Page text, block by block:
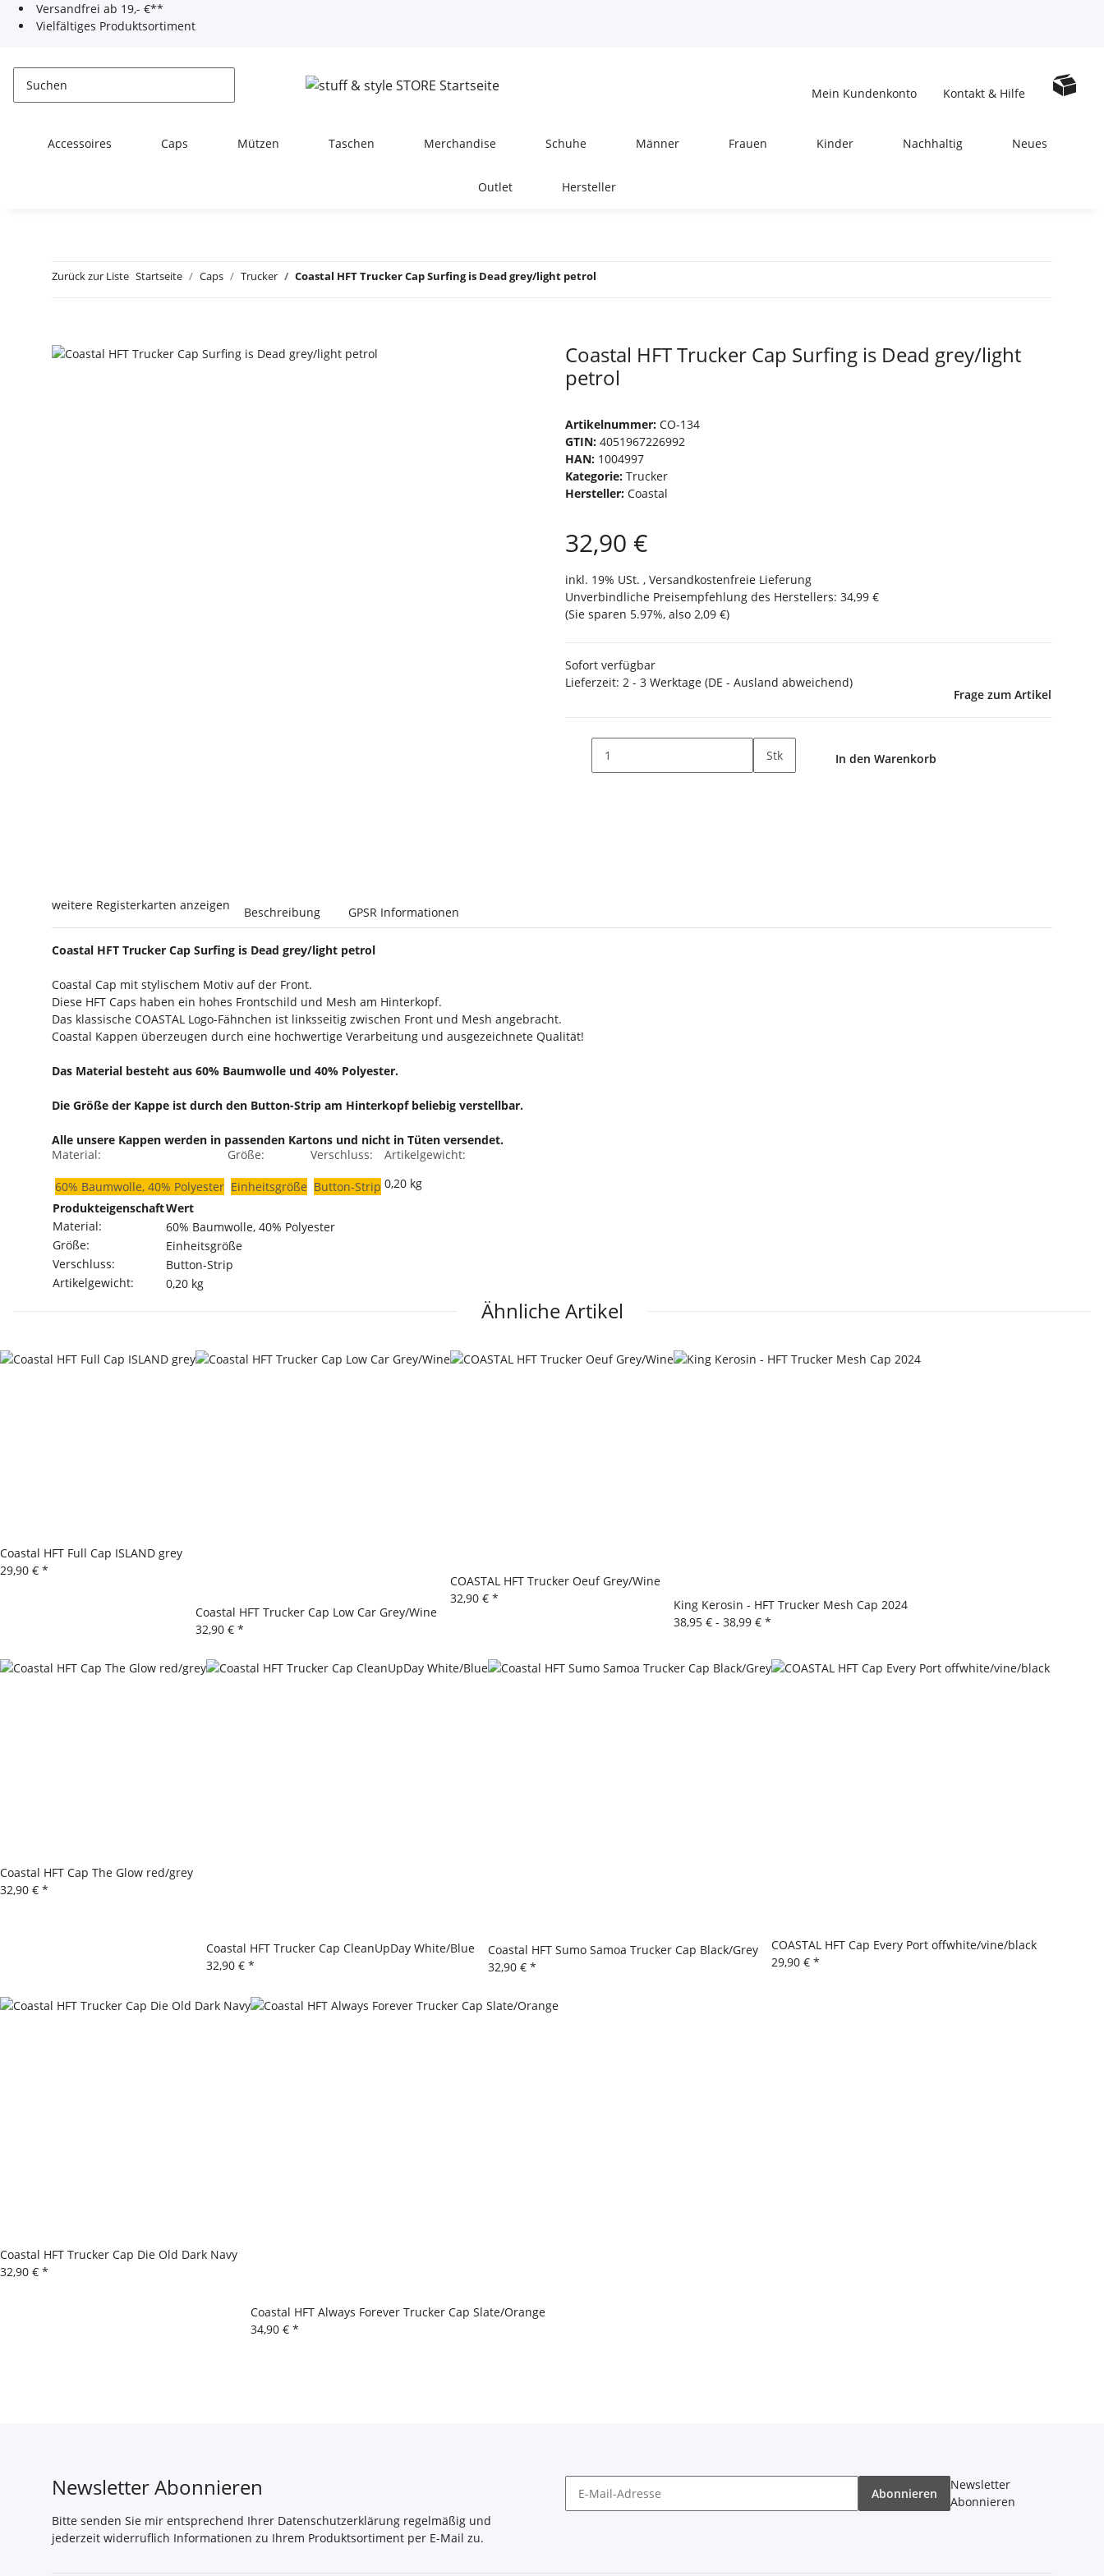
Versandfrei ab 19,- €**
Vielfältiges Produktsortiment
Mein Kundenkonto Kontakt & Hilfe
Accessoires Caps Mützen Taschen Merchandise Schuhe Männer Frauen Kinder Nachhaltig Neues
Outlet Hersteller
Zurück zur Liste Startseite Caps Trucker Coastal HFT Trucker Cap Surfing is Dead grey/light petrol
Coastal HFT Trucker Cap Surfing is Dead grey/light
petrol
Artikelnummer: CO-134
GTIN: 4051967226992
HAN: 1004997
Kategorie: Trucker
Hersteller: Coastal
32,90 €
inkl. 19% USt. , Versandkostenfreie Lieferung
Unverbindliche Preisempfehlung des Herstellers: 34,99 €
(Sie sparen 5.97%, also 2,09 €)
Sofort verfügbar
Lieferzeit: 2 - 3 Werktage (DE - Ausland abweichend)
Frage zum Artikel
Stk In den Warenkorb
weitere Registerkarten anzeigen Beschreibung GPSR Informationen
Coastal HFT Trucker Cap Surfing is Dead grey/light petrol
Coastal Cap mit stylischem Motiv auf der Front.
Diese HFT Caps haben ein hohes Frontschild und Mesh am Hinterkopf.
Das klassische COASTAL Logo-Fähnchen ist linksseitig zwischen Front und Mesh angebracht.
Coastal Kappen überzeugen durch eine hochwertige Verarbeitung und ausgezeichnete Qualität!
Das Material besteht aus 60% Baumwolle und 40% Polyester.
Die Größe der Kappe ist durch den Button-Strip am Hinterkopf beliebig verstellbar.
Alle unsere Kappen werden in passenden Kartons und nicht in Tüten versendet.
Material:
60% Baumwolle, 40% Polyester
Größe:
Einheitsgröße
Verschluss:
Button-Strip
Artikelgewicht:
0,20 kg
ProdukteigenschaftWert
Material:
60% Baumwolle, 40% Polyester
Größe:
Einheitsgröße
Verschluss:
Button-Strip
Artikelgewicht:
0,20 kg
Ähnliche Artikel
Coastal HFT Full Cap ISLAND grey
29,90 € *
Coastal HFT Trucker Cap Low Car Grey/Wine
32,90 € *
COASTAL HFT Trucker Oeuf Grey/Wine
32,90 € *
King Kerosin - HFT Trucker Mesh Cap 2024
38,95 € - 38,99 € *
Coastal HFT Cap The Glow red/grey
32,90 € *
Coastal HFT Trucker Cap CleanUpDay White/Blue
32,90 € *
Coastal HFT Sumo Samoa Trucker Cap Black/Grey
32,90 € *
COASTAL HFT Cap Every Port offwhite/vine/black
29,90 € *
Coastal HFT Trucker Cap Die Old Dark Navy
32,90 € *
Coastal HFT Always Forever Trucker Cap Slate/Orange
34,90 € *
Newsletter Abonnieren
Bitte senden Sie mir entsprechend Ihrer Datenschutzerklärung regelmäßig und
jederzeit widerruflich Informationen zu Ihrem Produktsortiment per E-Mail zu.
Abonnieren
Newsletter
Abonnieren